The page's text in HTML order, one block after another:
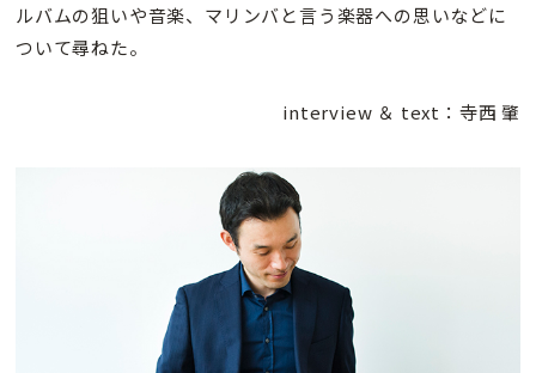
ルバムの狙いや音楽、マリンバと言う楽器への思いなどに
ついて尋ねた。
interview ＆ text：寺西 肇